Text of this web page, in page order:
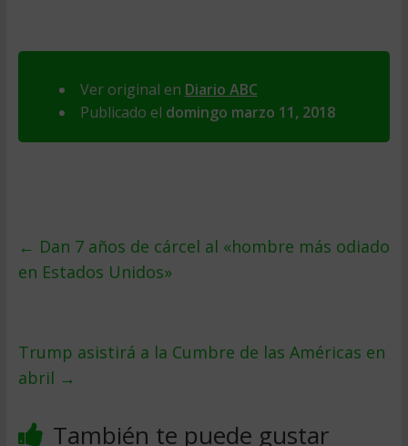
Ver original en Diario ABC
Publicado el domingo marzo 11, 2018
← Dan 7 años de cárcel al «hombre más odiado
en Estados Unidos»
Trump asistirá a la Cumbre de las Américas en
abril →
También te puede gustar